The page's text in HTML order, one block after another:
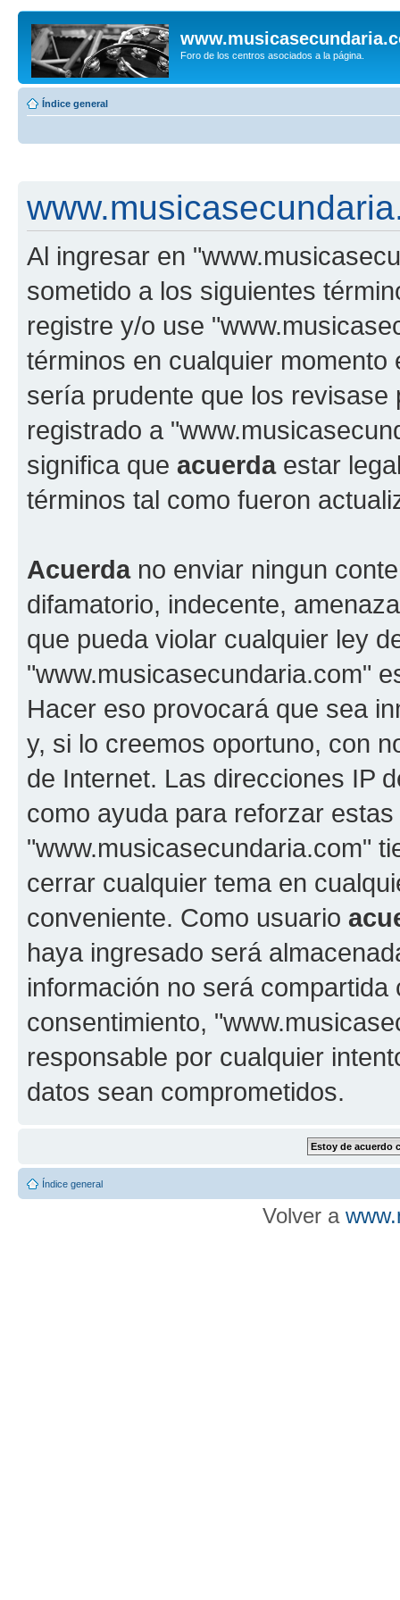
Foro de los centros asociados a la página.
Índice general
Al ingresar en
sometido a los siguientes
registre y/o use
términos en cualquier
sería prudente que los
registrado a
significa que acuerdaestar
términos tal como fueron
Acuerdano enviar ningun
difamatorio, indecente,
que pueda violar cualquier ley
"www.musicasecundaria.com"
Hacer eso provocará que sea
y, si lo creemos oportuno, con
de Internet. Las direcciones IP
como ayuda para reforzar
"www.musicasecundaria.com"
cerrar cualquier tema en
conveniente. Como usuario
haya ingresado será
información no será
consentimiento,
responsable por cualquier
datos sean comprometidos.
Índice general
Volver a